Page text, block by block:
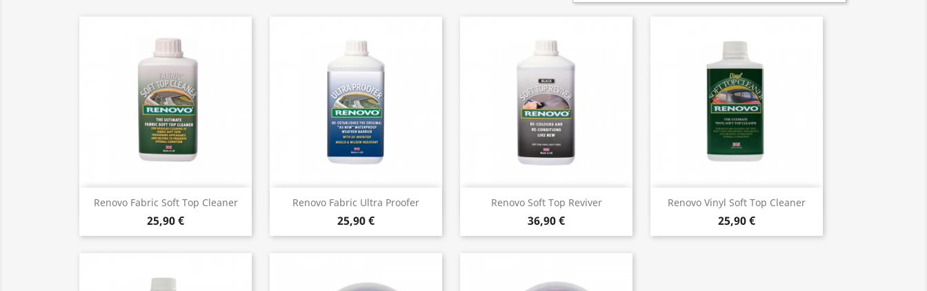
Renovo Fabric Soft Top Cleaner
25,90 €
Vista rápida Renovo Fabric Ultra Proofer
25,90 €
Vista rápida Renovo Soft Top Reviver
36,90 €
Vista rápida Renovo Vinyl Soft Top Cleaner
25,90 €
Vista rápida